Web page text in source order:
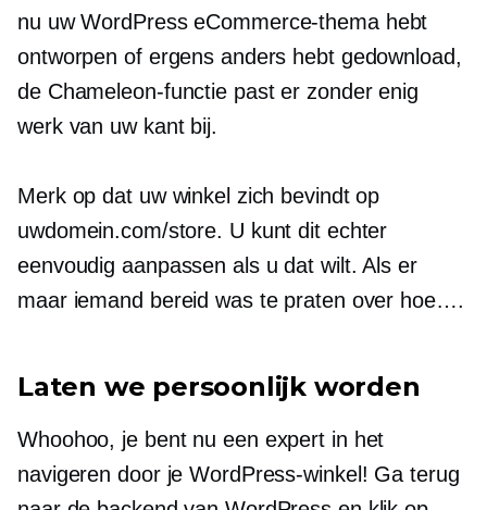
nu uw WordPress eCommerce-thema hebt
ontworpen of ergens anders hebt gedownload,
de Chameleon-functie past er zonder enig
werk van uw kant bij.
Merk op dat uw winkel zich bevindt op
uwdomein.com/store. U kunt dit echter
eenvoudig aanpassen als u dat wilt. Als er
maar iemand bereid was te praten over hoe….
Laten we persoonlijk worden
Whoohoo, je bent nu een expert in het
navigeren door je WordPress-winkel! Ga terug